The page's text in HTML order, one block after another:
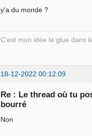
y'a du monde ?
C'est mon idée la glue dans
18-12-2022 00:12:09
Re : Le thread où tu
bourré
Non